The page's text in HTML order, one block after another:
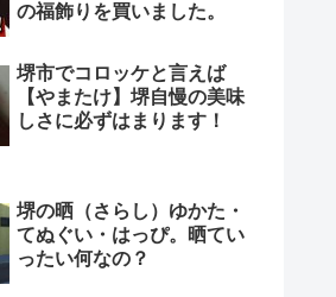
の福飾りを買いました。
堺市でコロッケと言えば
【やまたけ】堺自慢の美味
しさに必ずはまります！
堺の晒（さらし）ゆかた・
てぬぐい・はっぴ。晒てい
ったい何なの？